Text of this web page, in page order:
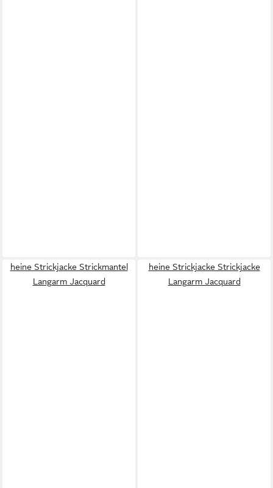
heine Strickjacke Strickmantel
Langarm Jacquard
heine Strickjacke Strickjacke
Langarm Jacquard